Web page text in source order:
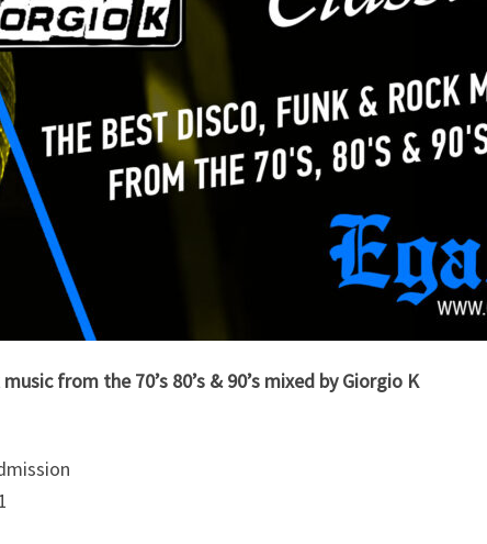
from the 70’s 80’s & 90’s mixed by Giorgio K